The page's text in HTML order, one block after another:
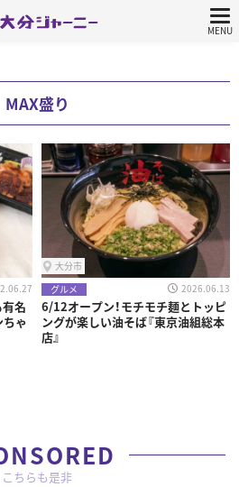
MAX盛り
名
ゃ
大分市
グルメ
2026.06.13
6/12オープン！モチモチ麺とトッピ
ングが楽しい油そば『東京油組総本
店』
こちらも是非